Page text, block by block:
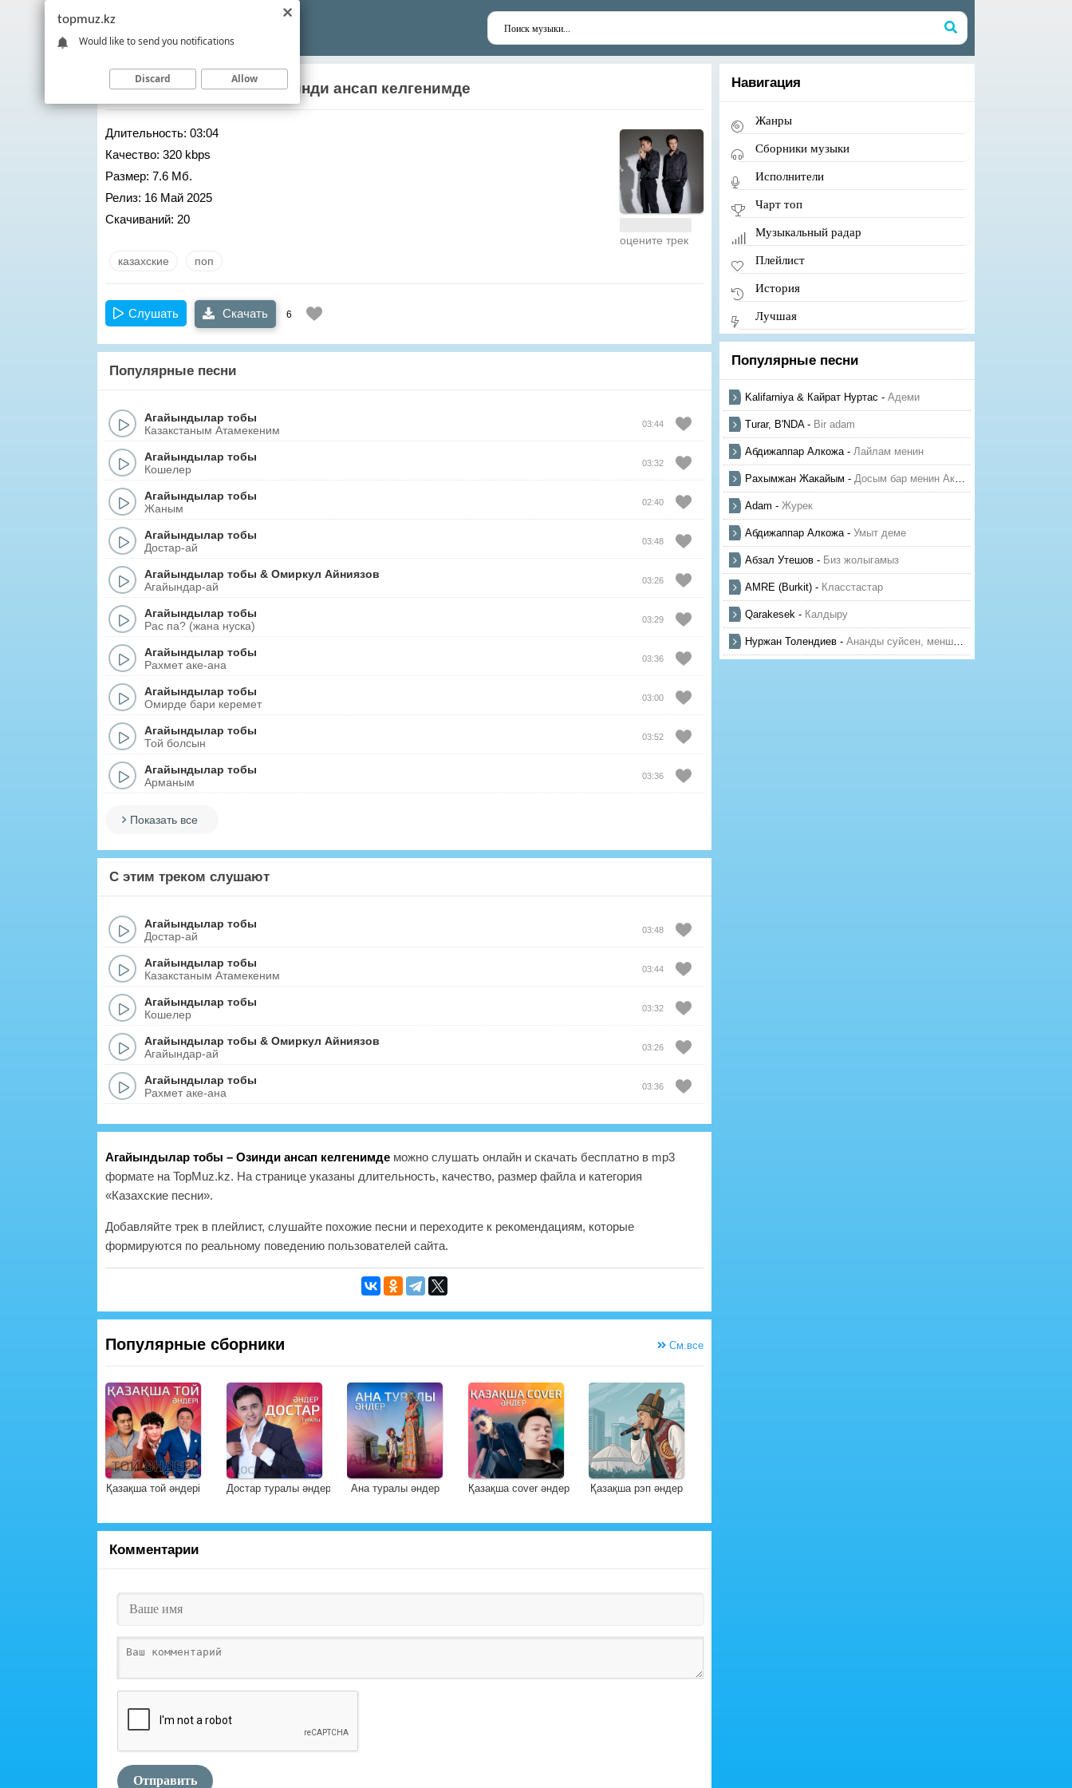
Агайындылар тобы– Озинди ансап келгенимде
Длительность: 03:04
Качество: 320 kbps
Размер: 7.6 Мб.
Релиз: 16 Май 2025
Скачиваний: 20
оцените трек
казахские поп
Слушать Скачать 6
Популярные песни
Агайындылар тобы
Казакстаным Атамекеним
03:44
Агайындылар тобы
Кошелер
03:32
Агайындылар тобы
Жаным
02:40
Агайындылар тобы
Достар-ай
03:48
Агайындылар тобы & Омиркул Айниязов
Агайындар-ай
03:26
Агайындылар тобы
Рас па? (жана нуска)
03:29
Агайындылар тобы
Рахмет аке-ана
03:36
Агайындылар тобы
Омирде бари керемет
03:00
Агайындылар тобы
Той болсын
03:52
Агайындылар тобы
Арманым
03:36
Показать все
С этим треком слушают
Агайындылар тобы
Достар-ай
03:48
Агайындылар тобы
Казакстаным Атамекеним
03:44
Агайындылар тобы
Кошелер
03:32
Агайындылар тобы & Омиркул Айниязов
Агайындар-ай
03:26
Агайындылар тобы
Рахмет аке-ана
03:36
Агайындылар тобы – Озинди ансап келгенимде можно слушать онлайн и скачать бесплатно в mp3
формате на TopMuz.kz. На странице указаны длительность, качество, размер файла и категория
«Казахские песни».
Добавляйте трек в плейлист, слушайте похожие песни и переходите к рекомендациям, которые
формируются по реальному поведению пользователей сайта.
Популярные сборники См.все
Қазақша той әндері Достар туралы әндер Ана туралы әндер Қазақша cover әндер Қазақша рэп әндер
Комментарии
Отправить
Навигация
Жанры
Сборники музыки
Исполнители
Чарт топ
Музыкальный радар
Плейлист
История
Лучшая
Популярные песни
Kalifarniya & Кайрат Нуртас - Адеми
Turar, B'NDA- Bir adam
Абдижаппар Алкожа- Лайлам менин
Рахымжан Жакайым - Досым бар менин Актауда
Adam - Журек
Абдижаппар Алкожа- Умыт деме
Абзал Утешов - Биз жолыгамыз
AMRE (Burkit) - Класстастар
Qarakesek - Калдыру
Нуржан Толендиев - Ананды суйсен, менше суй
topmuz.kz
Would like to send you notifications
Discard Allow